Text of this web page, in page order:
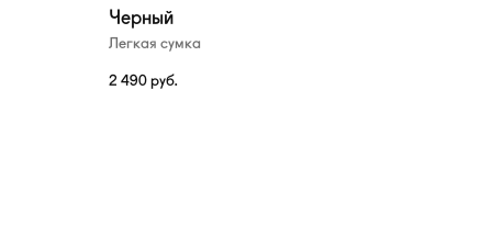
Черный
Легкая сумка
2 490 руб.